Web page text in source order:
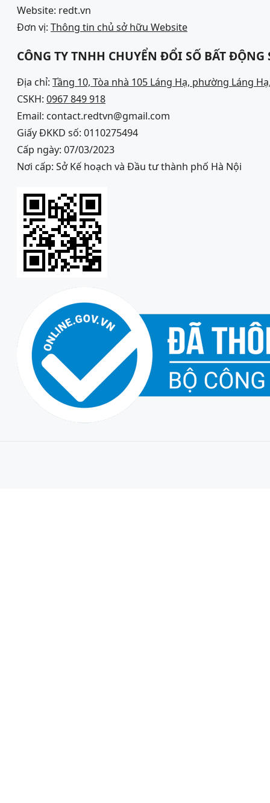
Website: redt.vn
Đơn vị: Thông tin chủ sở hữu Website
CÔNG TY TNHH CHUYỂN ĐỔI SỐ BẤT ĐỘNG
Địa chỉ: Tầng 10, Tòa nhà 105 Láng Hạ, phường Láng
CSKH: 0967 849 918
Email: contact.redtvn@gmail.com
Giấy ĐKKD số: 0110275494
Cấp ngày: 07/03/2023
Nơi cấp: Sở Kế hoạch và Đầu tư thành phố Hà Nội